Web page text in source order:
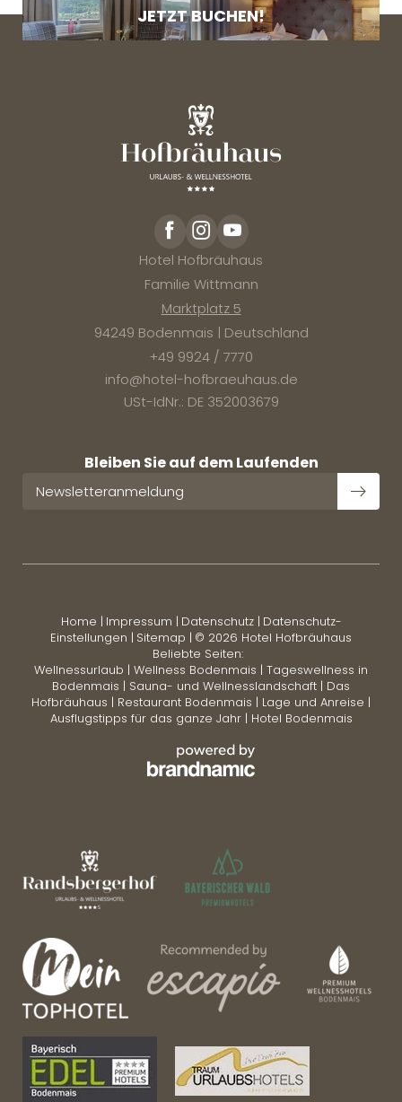
JETZT BUCHEN!
Hotel Hofbräuhaus
Familie Wittmann
Marktplatz 5
94249 Bodenmais | Deutschland
+49 9924 / 7770
info@hotel-hofbraeuhaus.de
USt-IdNr.: DE 352003679
Bleiben Sie auf dem Laufenden
Newsletteranmeldung
Home | Impressum | Datenschutz | Datenschutz-
Einstellungen | Sitemap | © 2026 Hotel Hofbräuhaus
Beliebte Seiten:
Wellnessurlaub | Wellness Bodenmais | Tageswellness in
Bodenmais | Sauna- und Wellnesslandschaft | Das
Hofbräuhaus | Restaurant Bodenmais | Lage und Anreise |
Ausflugstipps für das ganze Jahr | Hotel Bodenmais